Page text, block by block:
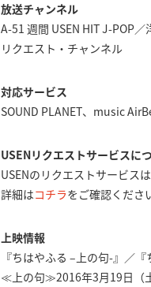
放送チャンネル
A-51 週間 USEN HIT J-POP
リクエスト・チャンネル
対応サービス
SOUND PLANET、music
USENリクエストサービスに
USENのリクエストサービス
詳細はコチラをご確認くださ
上映情報
『ちはやふる –上の句-』／『
≪上の句≫2016年3月19日（